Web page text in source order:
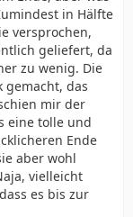
in Hälfte
versprochen,
geliefert, da
zu wenig. Die
gemacht, das
mir der
eine tolle und
Ende
aber wohl
vielleicht
es bis zur